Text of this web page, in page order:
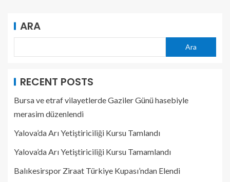
ARA
Ara
RECENT POSTS
Bursa ve etraf vilayetlerde Gaziler Günü hasebiyle
merasim düzenlendi
Yalova’da Arı Yetiştiriciliği Kursu Tamlandı
Yalova’da Arı Yetiştiriciliği Kursu Tamamlandı
Balıkesirspor Ziraat Türkiye Kupası’ndan Elendi